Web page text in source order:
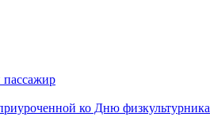
ко Дню физкультурника